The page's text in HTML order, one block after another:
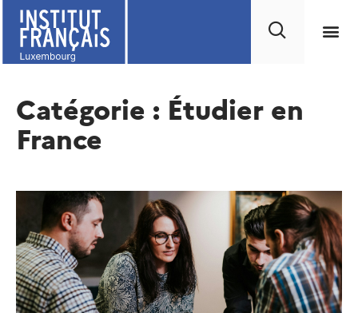
Catégorie : Étudier en
France